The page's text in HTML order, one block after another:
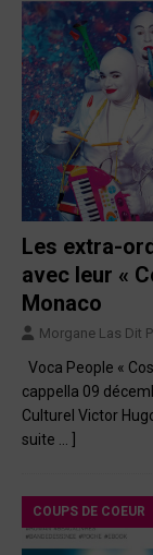
Les extra-
avec leur «
Monaco
Morgane Las Dit
Voca People «
cappella 09
Culturel Victor
suite … ]
COUPS DE COEUR